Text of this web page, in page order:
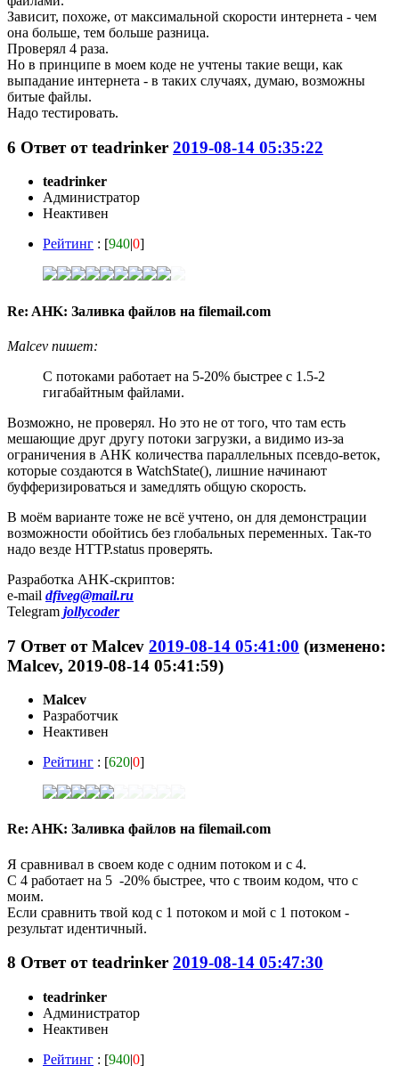
Зависит, похоже, от максимальной скорости интернета - чем
она больше, тем больше разница.
Проверял 4 раза.
Но в принципе в моем коде не учтены такие вещи, как
выпадание интернета - в таких случаях, думаю, возможны
битые файлы.
Надо тестировать.
6 Ответ отteadrinker 2019-08-14 05:35:22
teadrinker
Администратор
Неактивен
Рейтинг : [940|0]
Re: AHK: Заливка файлов на filemail.com
Malcev пишет:
С потоками работает на 5-20% быстрее с 1.5-2
гигабайтным файлами.
Возможно, не проверял. Но это не от того, что там есть
мешающие друг другу потоки загрузки, а видимо из-за
ограничения в AHK количества параллельных псевдо-веток,
которые создаются в WatchState(), лишние начинают
буфферизироваться и замедлять общую скорость.
В моём варианте тоже не всё учтено, он для демонстрации
возможности обойтись без глобальных переменных. Так-то
надо везде HTTP.status проверять.
Разработка AHK-скриптов:
e-mail dfiveg@mail.ru
Telegram jollycoder
7 Ответ отMalcev 2019-08-14 05:41:00 (изменено:
Malcev, 2019-08-14 05:41:59)
Malcev
Разработчик
Неактивен
Рейтинг : [620|0]
Re: AHK: Заливка файлов на filemail.com
Я сравнивал в своем коде с одним потоком и с 4.
С 4 работает на 5 -20% быстрее, что с твоим кодом, что с
моим.
Если сравнить твой код с 1 потоком и мой с 1 потоком -
результат идентичный.
8 Ответ отteadrinker 2019-08-14 05:47:30
teadrinker
Администратор
Неактивен
Рейтинг : [940|0]